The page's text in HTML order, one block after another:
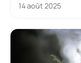
14 août 2025